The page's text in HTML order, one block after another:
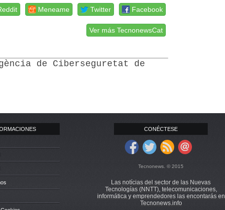
Facebook
Twitter
Meneame
Ver más TecnonewsCat
de Ciberseguretat de
CONÉCTESE
Tecnonews. © 2015
Las notícias del sector de las Nuevas
Tecnologías (NNTT), telecomunicaciones,
informática y emprendedores las encontarás en
Tecnonews.info